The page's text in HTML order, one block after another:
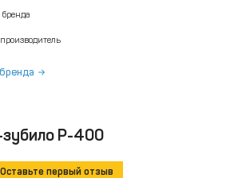
P-400
Оставьте первый отзыв